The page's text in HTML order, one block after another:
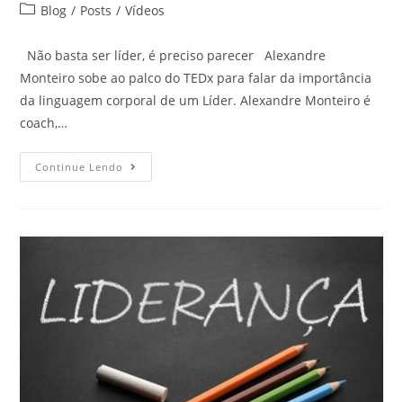
Blog / Posts / Vídeos
Não basta ser líder, é preciso parecer Alexandre
Monteiro sobe ao palco do TEDx para falar da importância
da linguagem corporal de um Líder. Alexandre Monteiro é
coach,…
Continue Lendo